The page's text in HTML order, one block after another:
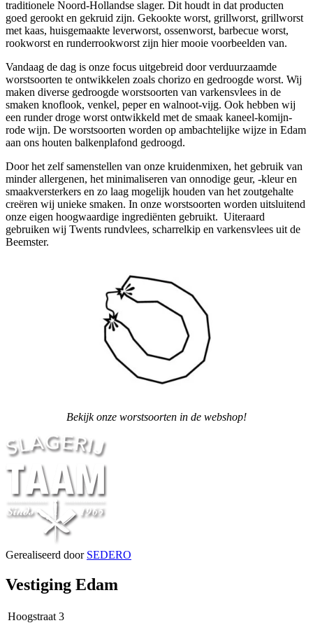
traditionele Noord-Hollandse slager. Dit houdt in dat producten
goed gerookt en gekruid zijn. Gekookte worst, grillworst, grillworst
met kaas, huisgemaakte leverworst, ossenworst, barbecue worst,
rookworst en runderrookworst zijn hier mooie voorbeelden van.
Vandaag de dag is onze focus uitgebreid door verduurzaamde
worstsoorten te ontwikkelen zoals chorizo en gedroogde worst. Wij
maken diverse gedroogde worstsoorten van varkensvlees in de
smaken knoflook, venkel, peper en walnoot-vijg. Ook hebben wij
een runder droge worst ontwikkeld met de smaak kaneel-komijn-
rode wijn. De worstsoorten worden op ambachtelijke wijze in Edam
aan ons houten balkenplafond gedroogd.
Door het zelf samenstellen van onze kruidenmixen, het gebruik van
minder allergenen, het minimaliseren van onnodige geur, -kleur en
smaakversterkers en zo laag mogelijk houden van het zoutgehalte
creëren wij unieke smaken. In onze worstsoorten worden uitsluitend
onze eigen hoogwaardige ingrediënten gebruikt. Uiteraard
gebruiken wij Twents rundvlees, scharrelkip en varkensvlees uit de
Beemster.
Bekijk onze worstsoorten in de webshop!
Gerealiseerd door SEDERO
Vestiging Edam
Hoogstraat 3